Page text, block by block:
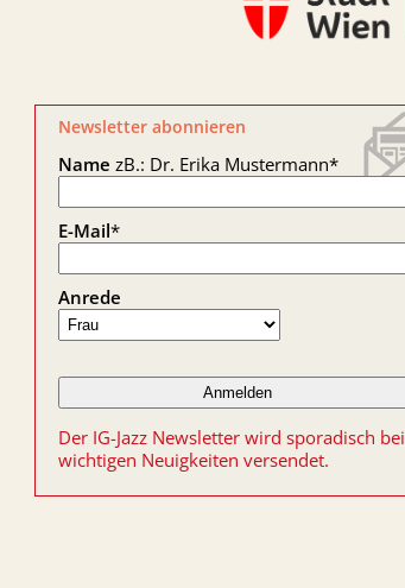
Newsletter abonnieren
Name zB.: Dr. Erika Mustermann*
E-Mail*
Anrede
Der IG-Jazz Newsletter wird sporadisch bei
wichtigen Neuigkeiten versendet.